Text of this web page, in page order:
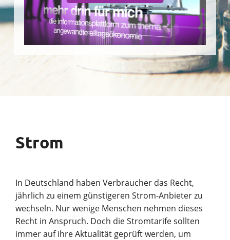
Strom
In Deutschland haben Verbraucher das Recht,
jährlich zu einem günstigeren Strom-Anbieter zu
wechseln. Nur wenige Menschen nehmen dieses
Recht in Anspruch. Doch die Stromtarife sollten
immer auf ihre Aktualität geprüft werden, um